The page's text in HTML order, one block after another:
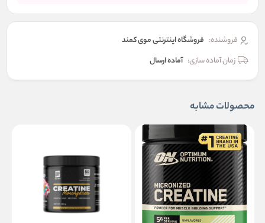
فروشنده: فروشگاه اینترنتی موی کمند
زمان آماده سازی: آماده ارسال
محصولات مشابه